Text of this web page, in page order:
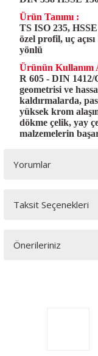
Ürün Tanımı :
TS ISO 235,
özel profil, uç
yönlü
Ürünün Kullanım
R 605 - DIN 1412/
geometrisi ve
kaldırmalarda,
yüksek krom
dökme çelik, yay
malzemelerin
Yorumlar
Taksit Seçenekleri
Önerileriniz